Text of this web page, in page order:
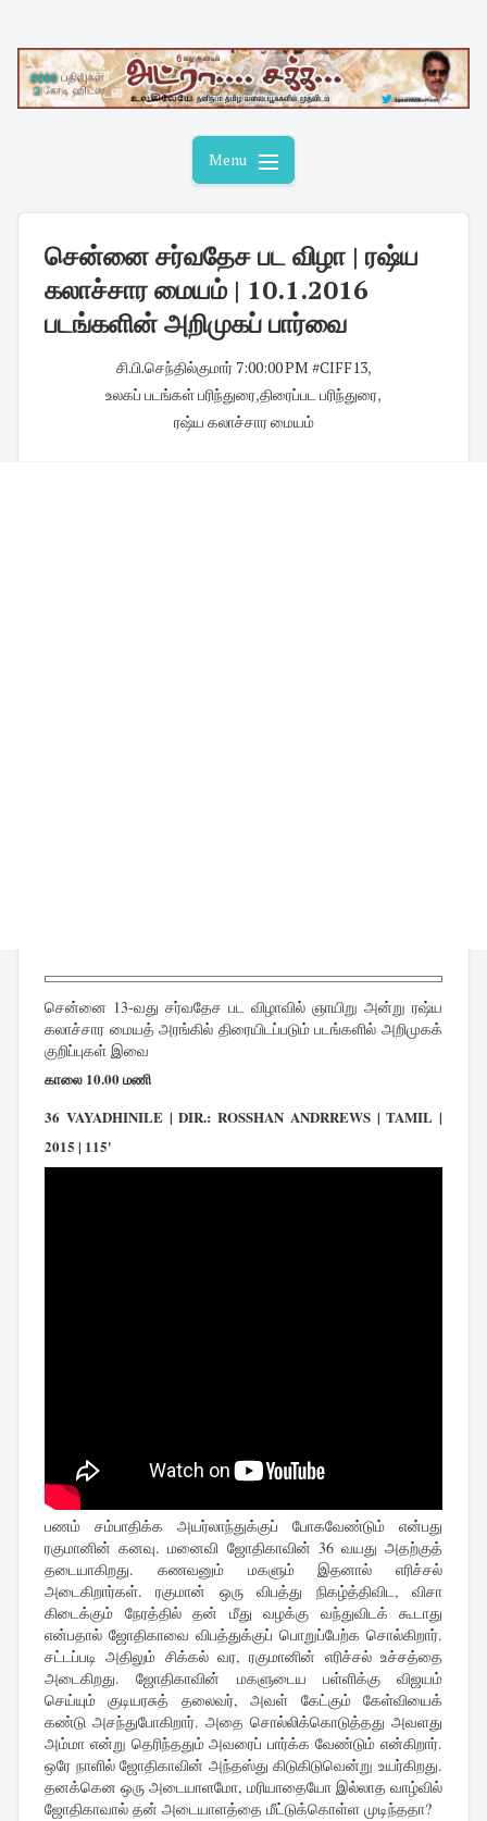
content
Menu
சென்னை சர்வதேச பட விழா | ரஷ்ய
கலாச்சார மையம் | 10.1.2016
படங்களின் அறிமுகப் பார்வை
சி.பி.செந்தில்குமார்· 7:00:00 PM #CIFF13,
உலகப் படங்கள் பரிந்துரை,திரைப்பட பரிந்துரை,
ரஷ்ய கலாச்சார மையம்
சென்னை 13-வது சர்வதேச பட விழாவில் ஞாயிறு அன்று ரஷ்ய
கலாச்சார மையத் அரங்கில் திரையிடப்படும் படங்களில் அறிமுகக்
குறிப்புகள் இவை
காலை 10.00 மணி
36 VAYADHINILE | DIR.: ROSSHAN ANDRREWS | TAMIL |
2015 | 115'
பணம் சம்பாதிக்க அயர்லாந்துக்குப் போகவேண்டும் என்பது
ரகுமானின் கனவு. மனைவி ஜோதிகாவின் 36 வயது அதற்குத்
தடையாகிறது. கணவனும் மகளும் இதனால் எரிச்சல்
அடைகிறார்கள். ரகுமான் ஒரு விபத்து நிகழ்த்திவிட, விசா
கிடைக்கும் நேரத்தில் தன் மீது வழக்கு வந்துவிடக் கூடாது
என்பதால் ஜோதிகாவை விபத்துக்குப் பொறுப்பேற்க சொல்கிறார்.
சட்டப்படி அதிலும் சிக்கல் வர, ரகுமானின் எரிச்சல் உச்சத்தை
அடைகிறது. ஜோதிகாவின் மகளுடைய பள்ளிக்கு விஜயம்
செய்யும் குடியரசுத் தலைவர், அவள் கேட்கும் கேள்வியைக்
கண்டு அசந்துபோகிறார். அதை சொல்லிக்கொடுத்தது அவளது
அம்மா என்று தெரிந்ததும் அவரைப் பார்க்க வேண்டும் என்கிறார்.
ஒரே நாளில் ஜோதிகாவின் அந்தஸ்து கிடுகிடுவென்று உயர்கிறது.
தனக்கென ஒரு அடையாளமோ, மரியாதையோ இல்லாத வாழ்வில்
ஜோதிகாவால் தன் அடையாளத்தை மீட்டுக்கொள்ள முடிந்ததா?